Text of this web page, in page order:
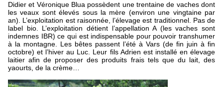
Didier et Véronique Blua possèdent une trentaine de vaches dont
les veaux sont élevés sous la mère (environ une vingtaine par
an). L’exploitation est raisonnée, l’élevage est traditionnel. Pas de
label bio. L’exploitation détient l’appellation A (les vaches sont
indemnes IBR) ce qui est indispensable pour pouvoir transhumer
à la montagne. Les bêtes passent l’été à Vars (de fin juin à fin
octobre) et l’hiver au Luc. Leur fils Adrien est installé en élevage
laitier afin de proposer des produits frais tels que du lait, des
yaourts, de la crème…